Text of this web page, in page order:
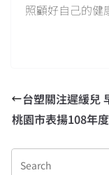
照顧好自己的健
台塑關注遲緩兒
桃園市表揚108年